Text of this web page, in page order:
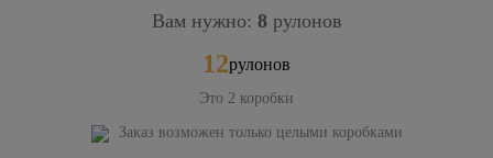
Вам нужно: 8рулонов
12рулонов
Это 2 коробки
Заказ возможен только целыми коробками